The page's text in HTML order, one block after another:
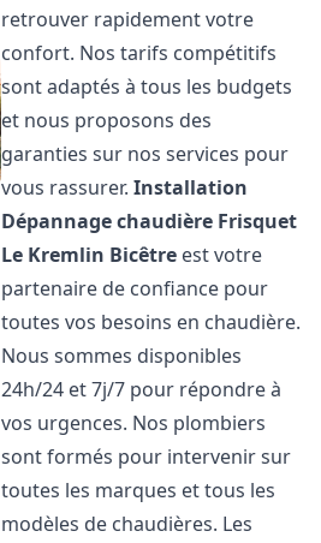
retrouver rapidement votre
confort. Nos tarifs compétitifs
sont adaptés à tous les budgets
et nous proposons des
garanties sur nos services pour
vous rassurer.Installation
Dépannage chaudière Frisquet
Le Kremlin Bicêtre est votre
partenaire de confiance pour
toutes vos besoins en chaudière.
Nous sommes disponibles
24h/24 et 7j/7 pour répondre à
vos urgences. Nos plombiers
sont formés pour intervenir sur
toutes les marques et tous les
modèles de chaudières. Les